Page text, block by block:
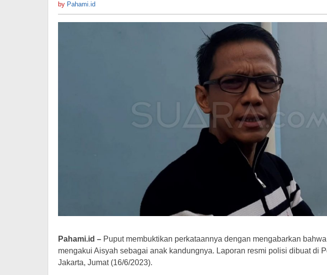
Anak
Kandungnya
Berita
Hiburan
by Pahami.id
Pahami.id – Puput membuktikan perkataannya dengan mengabarkan
mengakui Aisyah sebagai anak kandungnya. Laporan resmi polisi dibuat di
Jakarta, Jumat (16/6/2023).